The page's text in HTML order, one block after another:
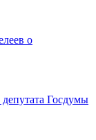
о
Госдумы